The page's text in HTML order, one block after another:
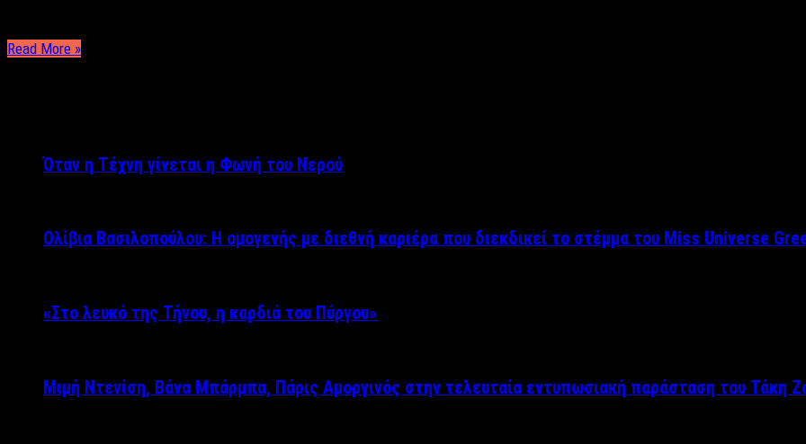
Read More »
Όταν η Τέχνη γίνεται η Φωνή του Νερού
Ολίβια Βασιλοπούλου: Η ομογενής με διεθνή καριέρα που διεκδικεί το στέμμα του Miss Universe
«Στο λευκό της Τήνου, η καρδιά του Πύργου»
Μιμή Ντενίση, Βάνα Μπάρμπα, Πάρις Αμοργινός στην τελευταία εντυπωσιακή παράσταση του Τάκη